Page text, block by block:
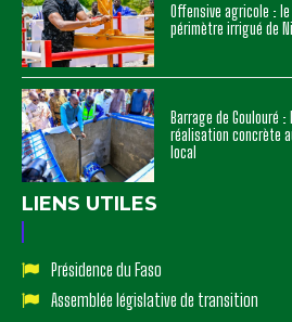
Offensive agricole :
périmètre irrigué de
Barrage de Goulouré
réalisation concrète
local
LIENS UTILES
Présidence du Faso
Assemblée législative de transition